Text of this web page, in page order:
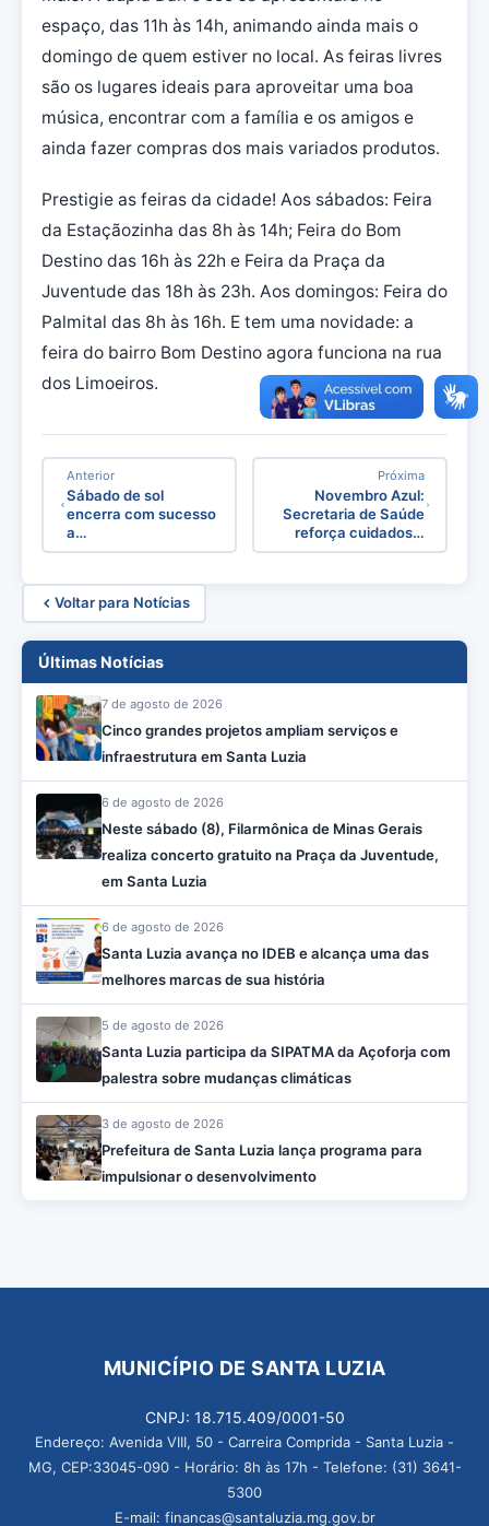
espaço, das 11h às 14h, animando ainda mais o
domingo de quem estiver no local. As feiras livres
são os lugares ideais para aproveitar uma boa
música, encontrar com a família e os amigos e
ainda fazer compras dos mais variados produtos.
Prestigie as feiras da cidade! Aos sábados: Feira
da Estaçãozinha das 8h às 14h; Feira do Bom
Destino das 16h às 22h e Feira da Praça da
Juventude das 18h às 23h. Aos domingos: Feira do
Palmital das 8h às 16h. E tem uma novidade: a
feira do bairro Bom Destino agora funciona na rua
dos Limoeiros.
Anterior
Sábado de sol
encerra com sucesso
a…
Próxima
Novembro Azul:
Secretaria de Saúde
reforça cuidados…
Voltar para Notícias
Últimas Notícias
7 de agosto de 2026
Cinco grandes projetos ampliam serviços e
infraestrutura em Santa Luzia
6 de agosto de 2026
Neste sábado (8), Filarmônica de Minas Gerais
realiza concerto gratuito na Praça da Juventude,
em Santa Luzia
6 de agosto de 2026
Santa Luzia avança no IDEB e alcança uma das
melhores marcas de sua história
5 de agosto de 2026
Santa Luzia participa da SIPATMA da Açoforja com
palestra sobre mudanças climáticas
3 de agosto de 2026
Prefeitura de Santa Luzia lança programa para
impulsionar o desenvolvimento
MUNICÍPIO DE SANTA LUZIA
CNPJ: 18.715.409/0001-50
Endereço: Avenida VIII, 50 - Carreira Comprida - Santa Luzia -
MG, CEP:33045-090 - Horário: 8h às 17h - Telefone: (31) 3641-
5300
E-mail: financas@santaluzia.mg.gov.br